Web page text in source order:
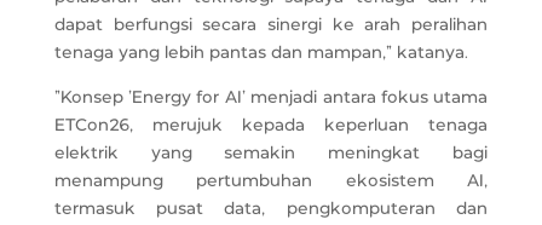
dapat berfungsi secara sinergi ke arah peralihan
tenaga yang lebih pantas dan mampan,” katanya.
“Konsep ‘Energy for AI’ menjadi antara fokus utama
ETCon26, merujuk kepada keperluan tenaga
elektrik yang semakin meningkat bagi
menampung pertumbuhan ekosistem AI,
termasuk pusat data, pengkomputeran dan